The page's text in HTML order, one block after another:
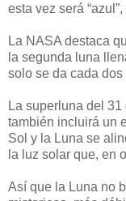
esta vez será
La NASA destaca
la segunda luna
solo se da cada dos
La superluna del
también incluirá un
Sol y la Luna se
la luz solar que, en
Así que la Luna no